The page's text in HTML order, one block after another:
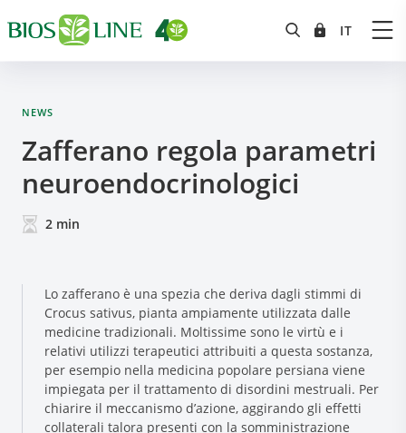
NEWS
Zafferano regola parametri
neuroendocrinologici
2 min
Lo zafferano è una spezia che deriva dagli stimmi di
Crocus sativus, pianta ampiamente utilizzata dalle
medicine tradizionali. Moltissime sono le virtù e i
relativi utilizzi terapeutici attribuiti a questa sostanza,
per esempio nella medicina popolare persiana viene
impiegata per il trattamento di disordini mestruali. Per
chiarire il meccanismo d’azione, aggirando gli effetti
collaterali talora presenti con la somministrazione